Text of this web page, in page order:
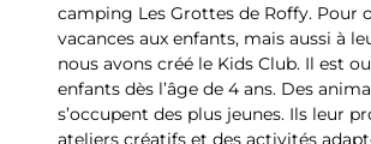
camping Les Grottes de Roffy. Pour
vacances aux enfants, mais aussi à
nous avons créé le Kids Club. Il est
enfants dès l’âge de 4 ans. Des
s’occupent des plus jeunes. Ils leur
ateliers créatifs et des activités